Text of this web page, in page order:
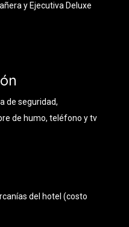
y Ejecutiva Deluxe
de seguridad,
de humo, teléfono y tv
del hotel (costo